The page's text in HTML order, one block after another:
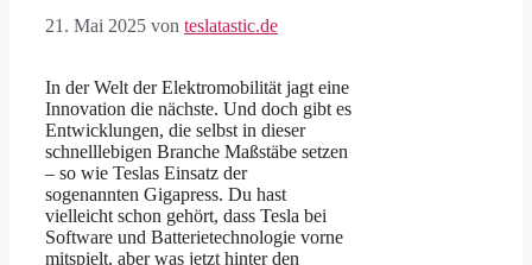
21. Mai 2025 von teslatastic.de
In der Welt der Elektromobilität jagt eine
Innovation die nächste. Und doch gibt es
Entwicklungen, die selbst in dieser
schnelllebigen Branche Maßstäbe setzen
– so wie Teslas Einsatz der
sogenannten Gigapress. Du hast
vielleicht schon gehört, dass Tesla bei
Software und Batterietechnologie vorne
mitspielt, aber was jetzt hinter den